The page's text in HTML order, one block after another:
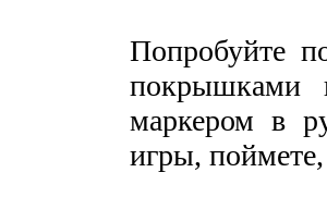
Попробуйте
покрышками
маркером в
игры, поймете,